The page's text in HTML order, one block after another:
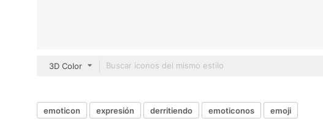
3D Color
emoticon expresión derritiendo emoticonos emoji